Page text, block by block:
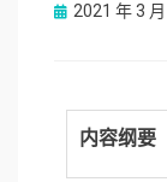
Posted
2021 年 3 月
内容纲要